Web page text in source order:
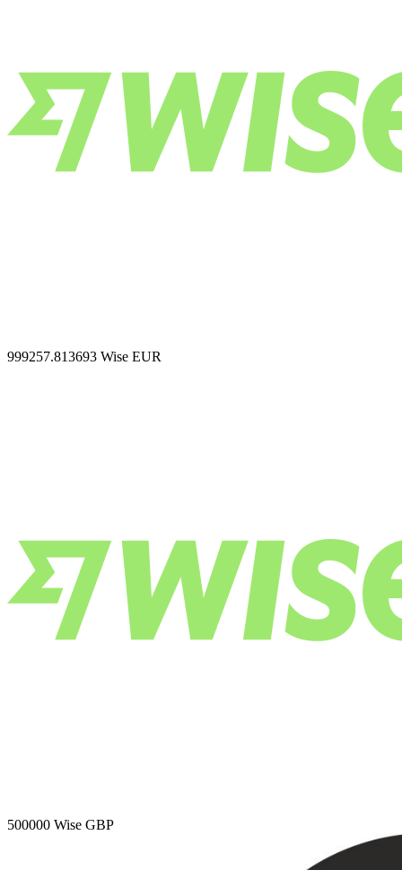
999257.813693 Wise EUR
500000 Wise GBP